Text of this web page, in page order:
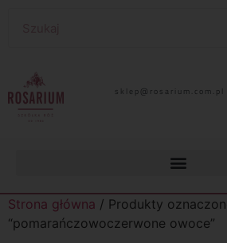
lp.moc.muirasor@pelks
Strona główna / Produkty
“pomarańczowoczerwone owoce”